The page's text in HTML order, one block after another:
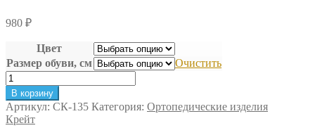
980 ₽
Цвет
Размер обуви, см
Очистить
Количество
товара
Стельки
ортопедические
В корзину
Артикул: СК-135 Категория: Ортопедические изделия
Крейт